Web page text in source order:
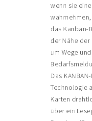
wenn sie
das Kanban-
der Nähe der
um Wege
Das
Technologie
Karten
über ein